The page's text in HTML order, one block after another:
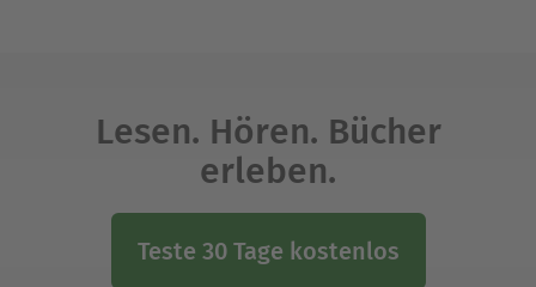
Lesen. Hören. Bücher
erleben.
Teste 30 Tage kostenlos